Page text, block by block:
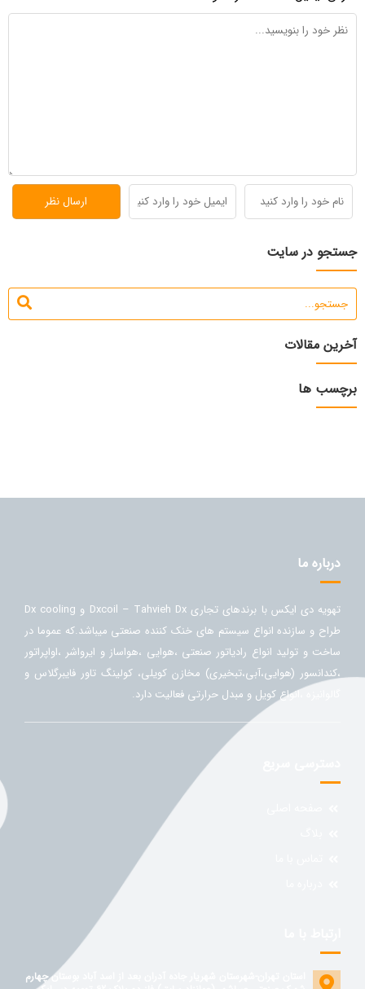
جستجو در سایت
آخرین مقالات
برچسب ها
درباره ما
تهویه دی ایکس با برندهای تجاری Dxcoil – Tahvieh Dx و Dx cooling
طراح و سازنده انواع سیستم های خنک کننده صنعتی میباشد.که عموما در
ساخت و تولید انواع رادیاتور صنعتی ،هوایی ،هواساز و ایرواشر ،اواپراتور
،کندانسور (هوایی،آبی،تبخیری) مخازن کویلی، کولینگ تاور فایبرگلاس و
گالوانیزه ،انواع کویل و مبدل حرارتی فعالیت دارد.
استان تهران-شهرستان شهریار جاده آدران بعد از اسد آباد بوستان چهارم